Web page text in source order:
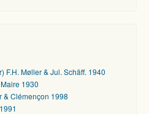
F.H. Møller & Jul. Schäff. 1940
1930
& Clémençon 1998